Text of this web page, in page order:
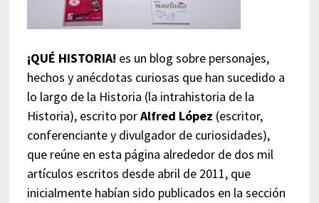
¡QUÉ HISTORIA! es un blog sobre personajes,
hechos y anécdotas curiosas que han sucedido a
lo largo de la Historia (la intrahistoria de la
Historia), escrito porAlfred López (escritor,
conferenciante y divulgador de curiosidades),
que reúne en esta página alrededor de dos mil
artículos escritos desde abril de 2011, que
inicialmente habían sido publicados en la sección